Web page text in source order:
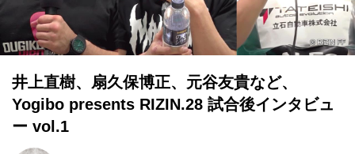
井上直樹、扇久保博正、元谷友貴など、
Yogibo presents RIZIN.28 試合後インタビュ
ー vol.1